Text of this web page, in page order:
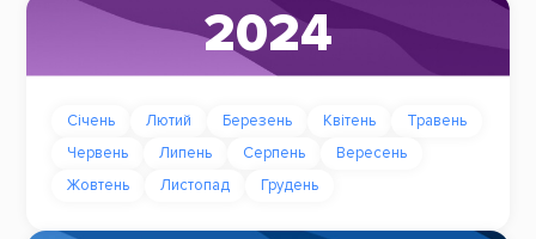
2024
Січень Лютий Березень Квітень
Травень
Червень
Липень Серпень
Вересень
Жовтень
Листопад Грудень